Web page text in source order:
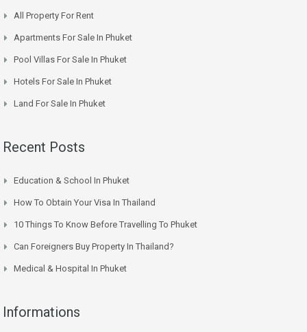
All Property For Rent
Apartments For Sale In Phuket
Pool Villas For Sale In Phuket
Hotels For Sale In Phuket
Land For Sale In Phuket
Recent Posts
Education & School In Phuket
How To Obtain Your Visa In Thailand
10 Things To Know Before Travelling To Phuket
Can Foreigners Buy Property In Thailand?
Medical & Hospital In Phuket
Informations